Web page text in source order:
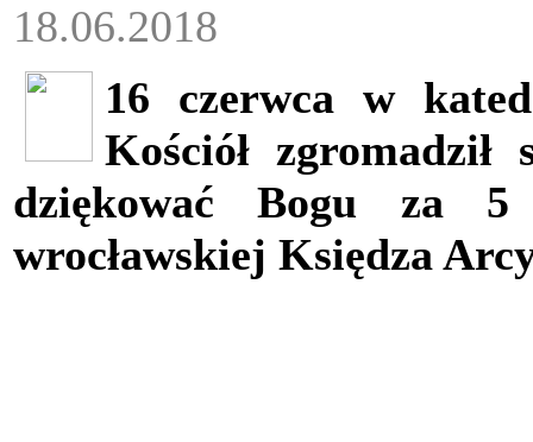
18.06.2018
16 czerwca w
Kościół
dziękować Bogu za
wrocławskiej Księdza